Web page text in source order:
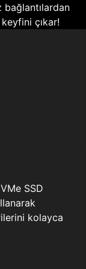
çıkar!
SSD
kolayca